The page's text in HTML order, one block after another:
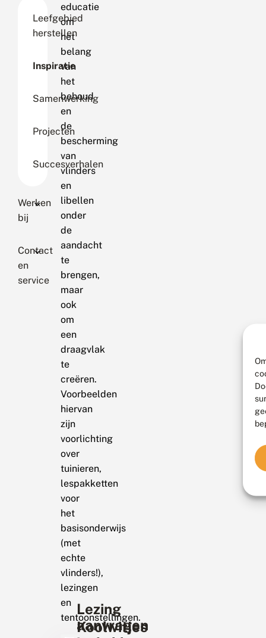
Leefgebied
herstellen
Inspiratie
Samenwerking
Projecten
Succesverhalen
Werken
bij
Contact
en
service
educatie
om
het
belang
van
het
behoud
en
de
bescherming
van
vlinders
en
libellen
onder
de
aandacht
te
brengen,
maar
ook
om
een
draagvlak
te
creëren.
Voorbeelden
hiervan
zijn
voorlichting
over
tuinieren,
lespakketten
voor
het
basisonderwijs
(met
echte
vlinders!),
lezingen
en
tentoonstellingen.
Lezing
aanvragen
Koolwitjes